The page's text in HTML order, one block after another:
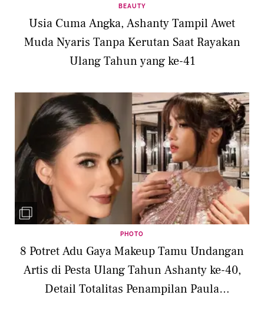
BEAUTY
Usia Cuma Angka, Ashanty Tampil Awet
Muda Nyaris Tanpa Kerutan Saat Rayakan
Ulang Tahun yang ke-41
PHOTO
8 Potret Adu Gaya Makeup Tamu Undangan
Artis di Pesta Ulang Tahun Ashanty ke-40,
Detail Totalitas Penampilan Paula